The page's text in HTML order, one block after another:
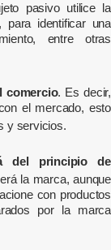
pasivo utilice la
para identificar una
entre otras
comercio. Es decir,
el mercado, esto
y servicios.
del principio de
la marca, aunque
con productos
por la marca